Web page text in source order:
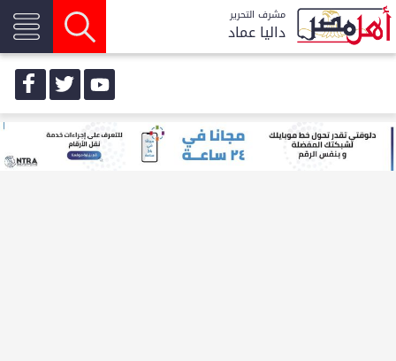
مشرف التحرير
داليا عماد